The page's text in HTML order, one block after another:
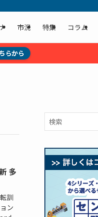
市況 特集 コラム
らから
多
訓
ン